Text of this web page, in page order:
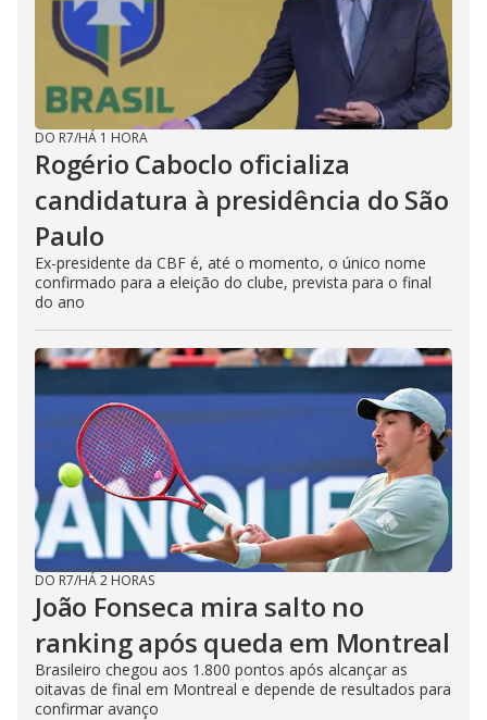
DO R7/HÁ 1 HORA
Rogério Caboclo oficializa
candidatura à presidência do São
Paulo
Ex-presidente da CBF é, até o momento, o único nome
confirmado para a eleição do clube, prevista para o final
do ano
DO R7/HÁ 2 HORAS
João Fonseca mira salto no
ranking após queda em Montreal
Brasileiro chegou aos 1.800 pontos após alcançar as
oitavas de final em Montreal e depende de resultados para
confirmar avanço